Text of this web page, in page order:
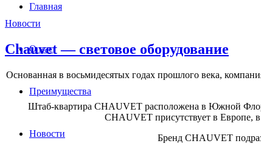
Главная
О нас
Преимущества
Новости
Новости
Chauvet — световое оборудование
Основанная в восьмидесятых годах прошлого века,
Штаб-квартира CHAUVET расположена в Южной
CHAUVET присутствует в Европе,
Бренд CHAUVET